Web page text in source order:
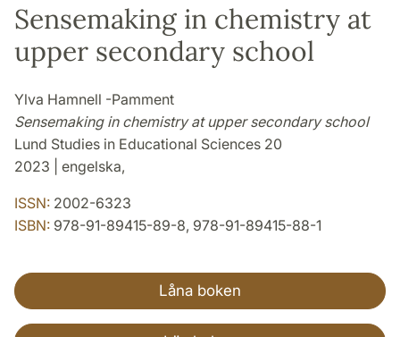
Sensemaking in chemistry at
upper secondary school
Ylva Hamnell -Pamment
Sensemaking in chemistry at upper secondary school
Lund Studies in Educational Sciences 20
2023 | engelska,
ISSN: 2002-6323
ISBN: 978-91-89415-89-8, 978-91-89415-88-1
Låna boken